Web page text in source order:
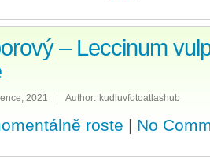
– Leccinum
2021 Author: kudluvfotoatlashub
roste | No